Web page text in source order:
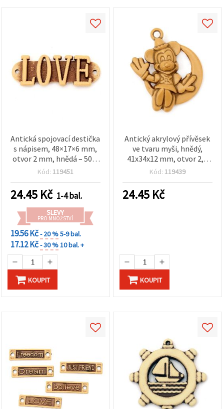
Antická spojovací destička
s nápisem, 48×17×6 mm,
otvor 2 mm, hnědá – 50 g
(~18 ks)
Kód: 119451
24.45 Kč 1-4 bal.
SLEVY
PRO MNOŽSTVÍ
19.56 Kč- 20 %5-9 bal.
17.12 Kč- 30 %10 bal. +
KOUPIT
Antický akrylový přívěsek
ve tvaru myši, hnědý,
41x34x12 mm, otvor 2,5
mm – 50 g (cca 15 ks)
Kód: 119439
24.45 Kč
KOUPIT